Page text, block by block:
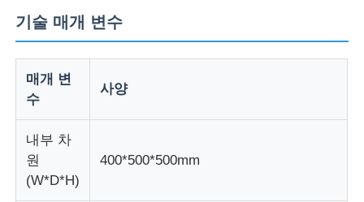
견적 요청
연구소 시험 장비
환경 테스트 챔버
기술 매개 변수
매개 변
수
사양
내부 차
원
(W*D*H)
400*500*500mm